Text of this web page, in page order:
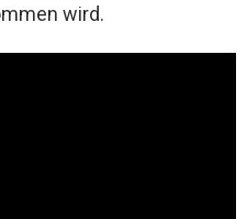
wird.